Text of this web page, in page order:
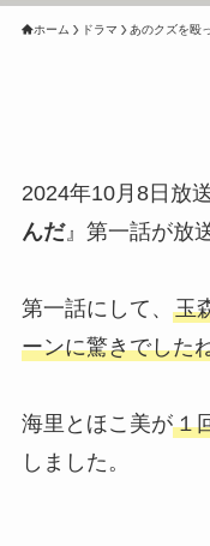
ホーム ドラマ あのクズを殴
2024年10月8日放
んだ』第一話が放
第一話にして、 玉
ーンに驚きでした
海里とほこ美が１
しました。